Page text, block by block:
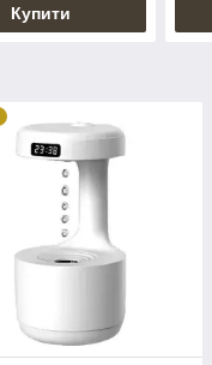
Купити